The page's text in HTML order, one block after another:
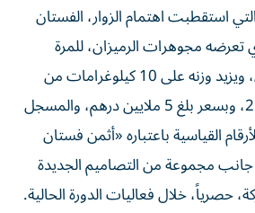
استقطبت اهتمام الزوار، الفستان
تعرضه مجوهرات الرميزان، للمرة
الأولى، ضمن المعرض، ويزيد وزنه على 10 كيلوغرامات من
الذهب الخالص عيار 21، وبسعر بلغ 5 ملايين درهم، والمسجل
القياسية باعتباره «أثمن فستان
مجموعة من التصاميم الجديدة
حصرياً، خلال فعاليات الدورة الحالية.